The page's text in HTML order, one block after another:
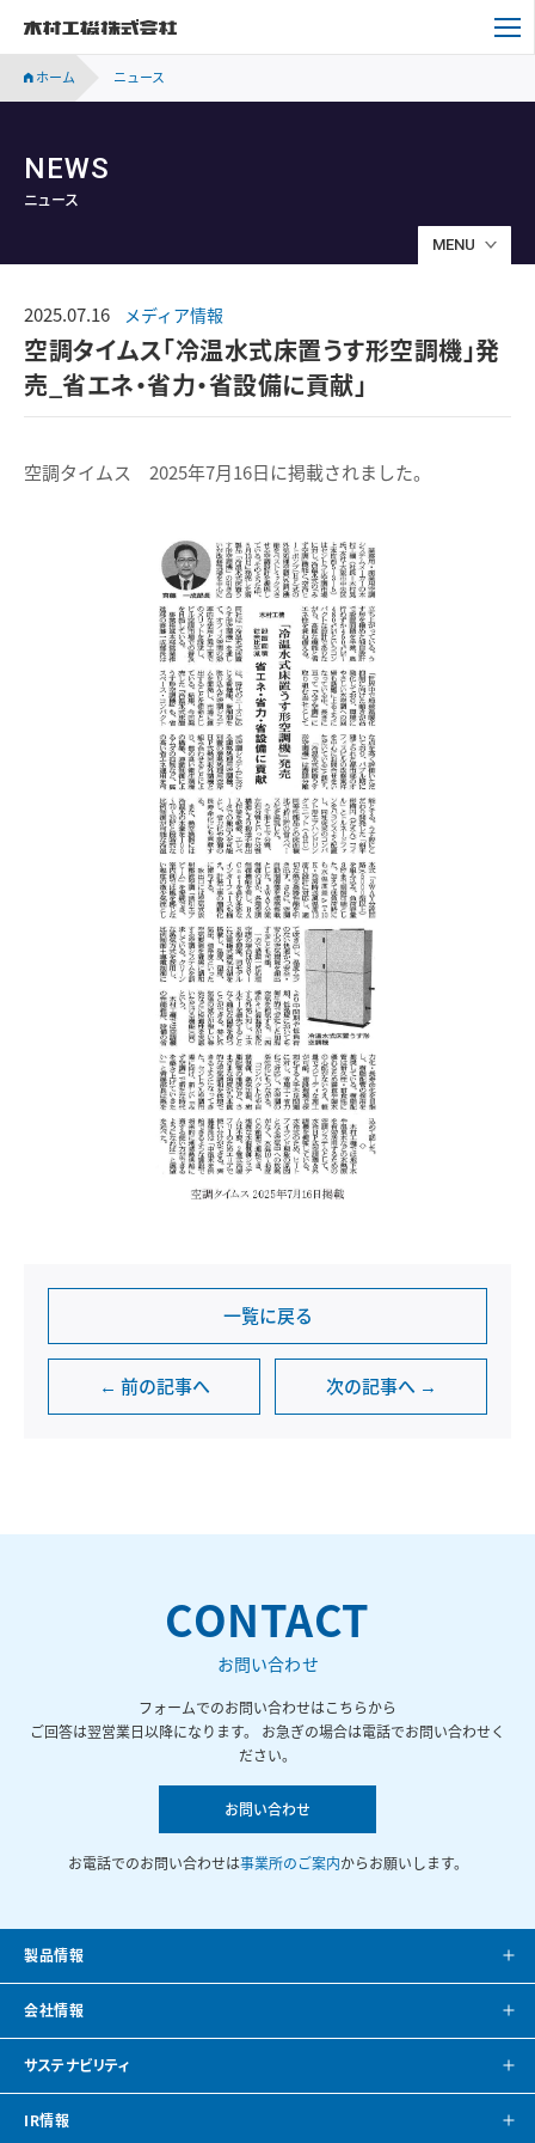
ホーム ニュース
NEWS
ニュース
2025.07.16 メディア情報
空調タイムス「冷温水式床置うす形空調機」発
売_省エネ・省力・省設備に貢献」
空調タイムス 2025年7月16日に掲載されました。
一覧に戻る
← 前の記事へ 次の記事へ →
MENU
CONTACT
お問い合わせ
フォームでのお問い合わせはこちらから
ご回答は翌営業日以降になります。 お急ぎの場合は電話でお問い合わせく
ださい。
お問い合わせ
お電話でのお問い合わせは事業所のご案内からお願いします。
製品情報
製品案内
システム提案
会社情報
会社案内
会社概要
サステナビリティ
方針・トップメッセージ
IR情報